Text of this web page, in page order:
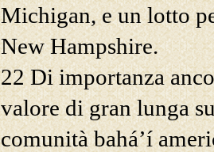
Michigan, e un lotto
NewHampshire.
22 Di importanza
valore di gran lunga
comunità bahá’í